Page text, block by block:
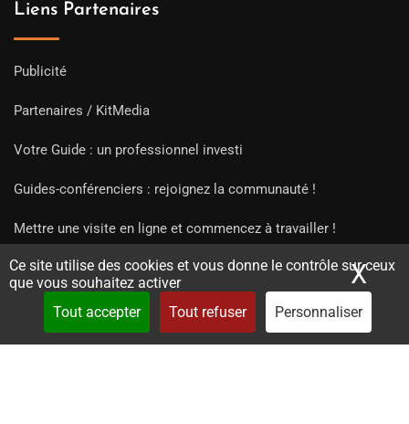
Ce site utilise des cookies et vous donne le contrôle sur ceux
que vous souhaitez activer
Tout accepter
Tout refuser Personnaliser
X
Liens Partenaires
Publicité
Partenaires / KitMedia
Votre Guide : un professionnel investi
Guides-conférenciers : rejoignez la communauté !
Mettre une visite en ligne et commencez à travailler !